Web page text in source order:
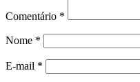
Comentário *
Nome *
E-mail *